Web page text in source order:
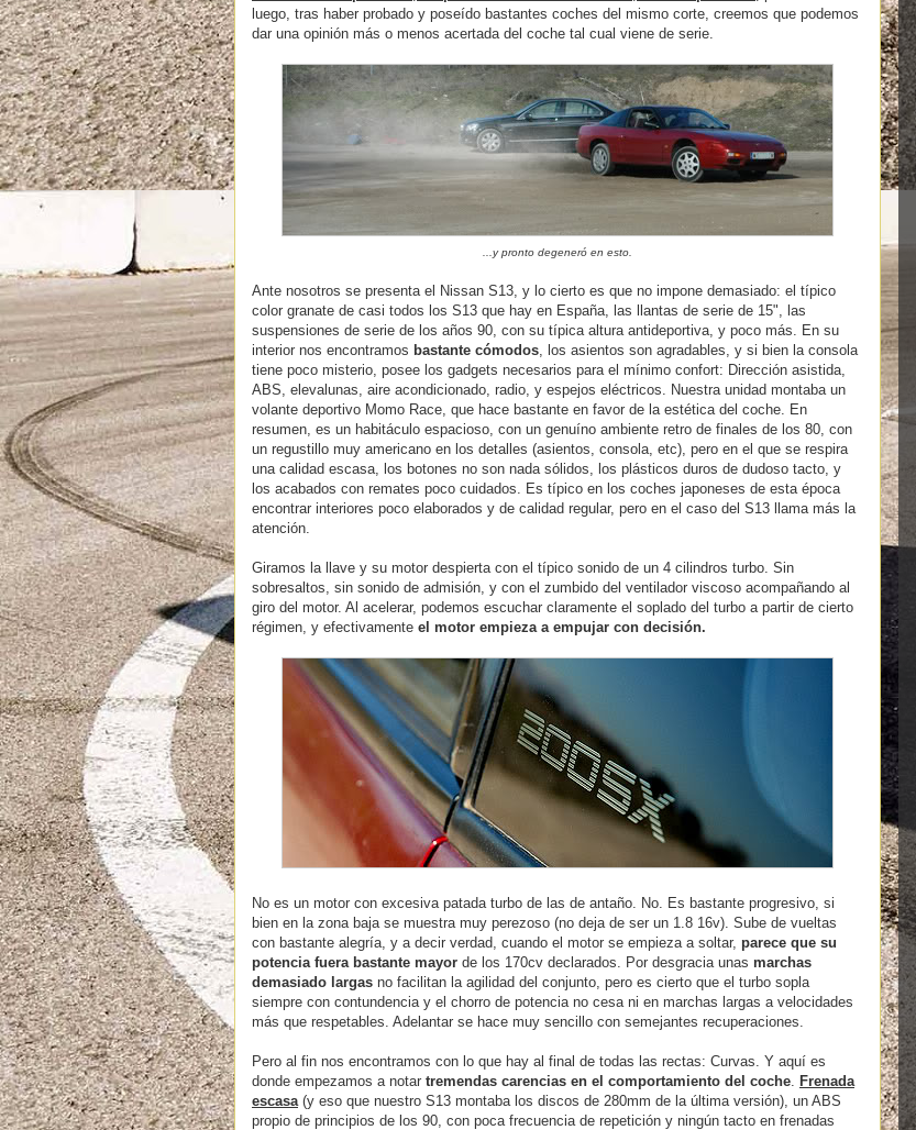
luego, tras haber probado y poseído bastantes coches del mismo corte, creemos que podemos
dar una opinión más o menos acertada del coche tal cual viene de serie.
...y pronto degeneró en esto.
Ante nosotros se presenta el Nissan S13, y lo cierto es que no impone demasiado: el típico
color granate de casi todos los S13 que hay en España, las llantas de serie de 15", las
suspensiones de serie de los años 90, con su típica altura antideportiva, y poco más. En su
interior nos encontramos bastante cómodos, los asientos son agradables, y si bien la consola
tiene poco misterio, posee los gadgets necesarios para el mínimo confort: Dirección asistida,
ABS, elevalunas, aire acondicionado, radio, y espejos eléctricos. Nuestra unidad montaba un
volante deportivo Momo Race, que hace bastante en favor de la estética del coche. En
resumen, es un habitáculo espacioso, con un genuíno ambiente retro de finales de los 80, con
un regustillo muy americano en los detalles (asientos, consola, etc), pero en el que se respira
una calidad escasa, los botones no son nada sólidos, los plásticos duros de dudoso tacto, y
los acabados con remates poco cuidados. Es típico en los coches japoneses de esta época
encontrar interiores poco elaborados y de calidad regular, pero en el caso del S13 llama más la
atención.
Giramos la llave y su motor despierta con el típico sonido de un 4 cilindros turbo. Sin
sobresaltos, sin sonido de admisión, y con el zumbido del ventilador viscoso acompañando al
giro del motor. Al acelerar, podemos escuchar claramente el soplado del turbo a partir de cierto
régimen, y efectivamente el motor empieza a empujar con decisión.
No es un motor con excesiva patada turbo de las de antaño. No. Es bastante progresivo, si
bien en la zona baja se muestra muy perezoso (no deja de ser un 1.8 16v). Sube de vueltas
con bastante alegría, y a decir verdad, cuando el motor se empieza a soltar, parece que su
potencia fuera bastante mayor de los 170cv declarados. Por desgracia unas marchas
demasiado largas no facilitan la agilidad del conjunto, pero es cierto que el turbo sopla
siempre con contundencia y el chorro de potencia no cesa ni en marchas largas a velocidades
más que respetables. Adelantar se hace muy sencillo con semejantes recuperaciones.
Pero al fin nos encontramos con lo que hay al final de todas las rectas: Curvas. Y aquí es
donde empezamos a notar tremendas carencias en el comportamiento del coche. Frenada
escasa(y eso que nuestro S13 montaba los discos de 280mm de la última versión), un ABS
propio de principios de los 90, con poca frecuencia de repetición y ningún tacto en frenadas